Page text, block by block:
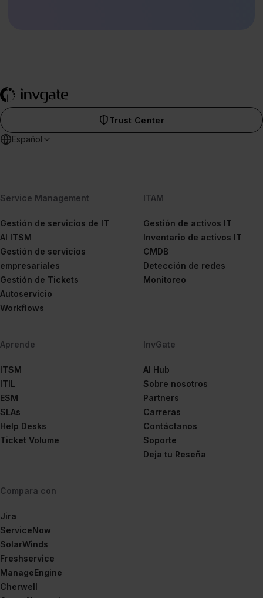
Trust Center
Español
Service Management
Gestión de servicios de IT
AI ITSM
Gestión de servicios
empresariales
Gestión de Tickets
Autoservicio
Workflows
ITAM
Gestión de activos IT
Inventario de activos IT
CMDB
Detección de redes
Monitoreo
Aprende
ITSM
ITIL
ESM
SLAs
Help Desks
Ticket Volume
InvGate
AI Hub
Sobre nosotros
Partners
Carreras
Contáctanos
Soporte
Deja tu Reseña
Compara con
Jira
ServiceNow
SolarWinds
Freshservice
ManageEngine
Cherwell